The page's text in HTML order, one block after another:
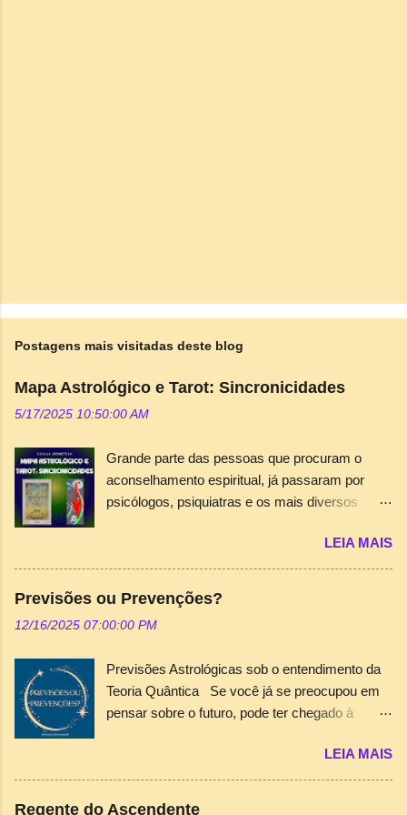
Postagens mais visitadas deste blog
Mapa Astrológico e Tarot: Sincronicidades
5/17/2025 10:50:00 AM
Grande parte das pessoas que procuram o
aconselhamento espiritual, já passaram por
psicólogos, psiquiatras e os mais diversos
a orientação ou a “chave” para abrir os
segredos que residem em suas almas.
Portanto, o consultor das áreas esotéricas, seja
astrólogo, tarólogo ou numerólogo, deve
dedicar-se com o devido conhecimento, além
espiritual em seu atendimento. A cartomancia
nem sempre é suficiente para gerar esta
“chave” e provocar a dissolução dos problemas
do Tarot e do mapa astrológico, principalmente,
desvenda caminhos muitas vezes
surpreendentes e catárticos. É comum, pelo
LEIA MAIS
Previsões ou Prevenções?
12/16/2025 07:00:00 PM
Previsões Astrológicas sob o entendimento da
Teoria Quântica Se você já se preocupou em
pensar sobre o futuro, pode ter chegado à
missão. Mas, pensou sobre o destino como
predeterminado? Acredita que escolhe este
destino a cada momento de vida ou existem
LEIA MAIS
Regente do Ascendente